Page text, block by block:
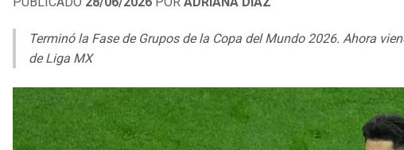
Terminó la Fase de Grupos de la Copa del Mundo 2026. Ahora
de Liga MX